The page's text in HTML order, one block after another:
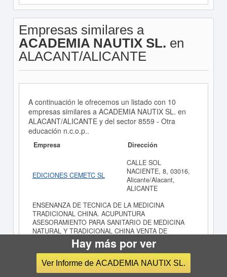
Empresas similares a
ACADEMIA NAUTIX SL. en
ALACANT/ALICANTE
A continuación le ofrecemos un listado con 10
empresas similares a ACADEMIA NAUTIX SL. en
ALACANT/ALICANTE y del sector 8559 - Otra
educación n.c.o.p..
Empresa Dirección
EDICIONES CEMETC SL
CALLE SOL
NACIENTE, 8, 03016,
Alicante/Alacant,
ALICANTE
ENSENANZA DE TECNICA DE LA MEDICINA
TRADICIONAL CHINA. ACUPUNTURA
ASESORAMIENTO PARA SANITARIO DE MEDICINA
NATURAL Y TRADICIONAL CHINA VENTA DE
PRODUCTOS PARASANITARIOS ORTOPEDICOS,
DIETETICOS ETC.
CALLE PINTOR
APARICIO, 34, 03003,
Hay más por ver
Ver Informe de ACADEMIA NAUTIX SL.